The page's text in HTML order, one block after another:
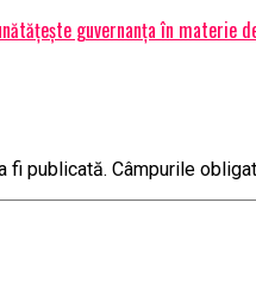
guvernanța în
fi publicată. Câmpurile